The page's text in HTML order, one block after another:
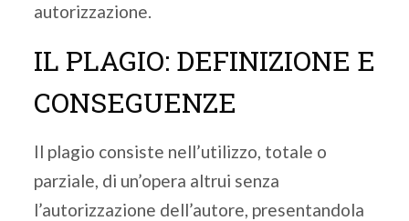
autorizzazione.
IL PLAGIO: DEFINIZIONE E
CONSEGUENZE
Il plagio consiste nell’utilizzo, totale o
parziale, di un’opera altrui senza
l’autorizzazione dell’autore, presentandola